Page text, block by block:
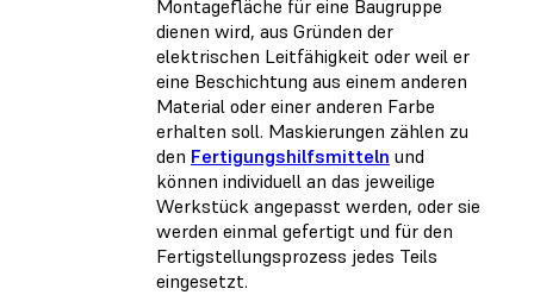
Montagefläche für eine Baugruppe
dienen wird, aus Gründen der
elektrischen Leitfähigkeit oder weil er
eine Beschichtung aus einem anderen
Material oder einer anderen Farbe
erhalten soll. Maskierungen zählen zu
den Fertigungshilfsmitteln und
können individuell an das jeweilige
Werkstück angepasst werden, oder sie
werden einmal gefertigt und für den
Fertigstellungsprozess jedes Teils
eingesetzt.